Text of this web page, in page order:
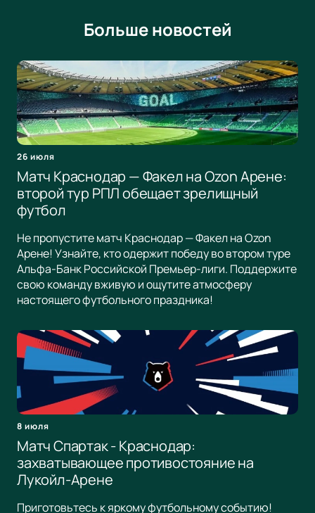
Больше новостей
26 июля
Матч Краснодар — Факел на Ozon Арене:
второй тур РПЛ обещает зрелищный
футбол
Не пропустите матч Краснодар — Факел на Ozon
Арене! Узнайте, кто одержит победу во втором туре
Альфа-Банк Российской Премьер-лиги. Поддержите
свою команду вживую и ощутите атмосферу
настоящего футбольного праздника!
8 июля
Матч Спартак - Краснодар:
захватывающее противостояние на
Лукойл-Арене
Приготовьтесь к яркому футбольному событию!